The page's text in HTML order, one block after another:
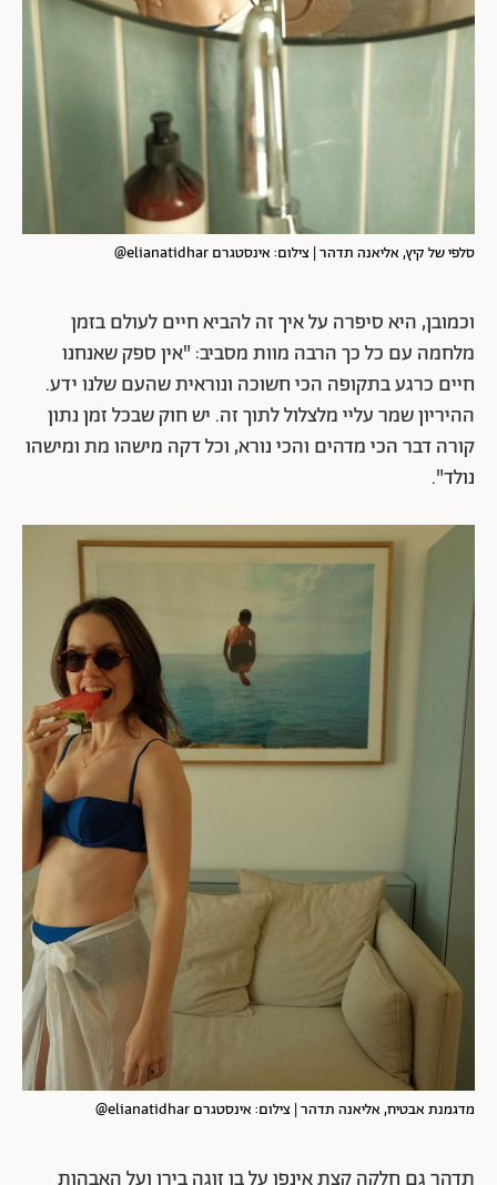
סלפי של קיץ, אליאנה תדהר | צילום: אינסטגרם elianatidhar@
וכמובן, היא סיפרה על איך זה להביא חיים לעולם בזמן
מלחמה עם כל כך הרבה מוות מסביב: "אין ספק שאנחנו
חיים כרגע בתקופה הכי חשוכה ונוראית שהעם שלנו ידע.
ההיריון שמר עליי מלצלול לתוך זה. יש חוק שבכל זמן נתון
קורה דבר הכי מדהים והכי נורא, וכל דקה מישהו מת ומישהו
נולד".
מדגמנת אבטיח, אליאנה תדהר | צילום: אינסטגרם elianatidhar@